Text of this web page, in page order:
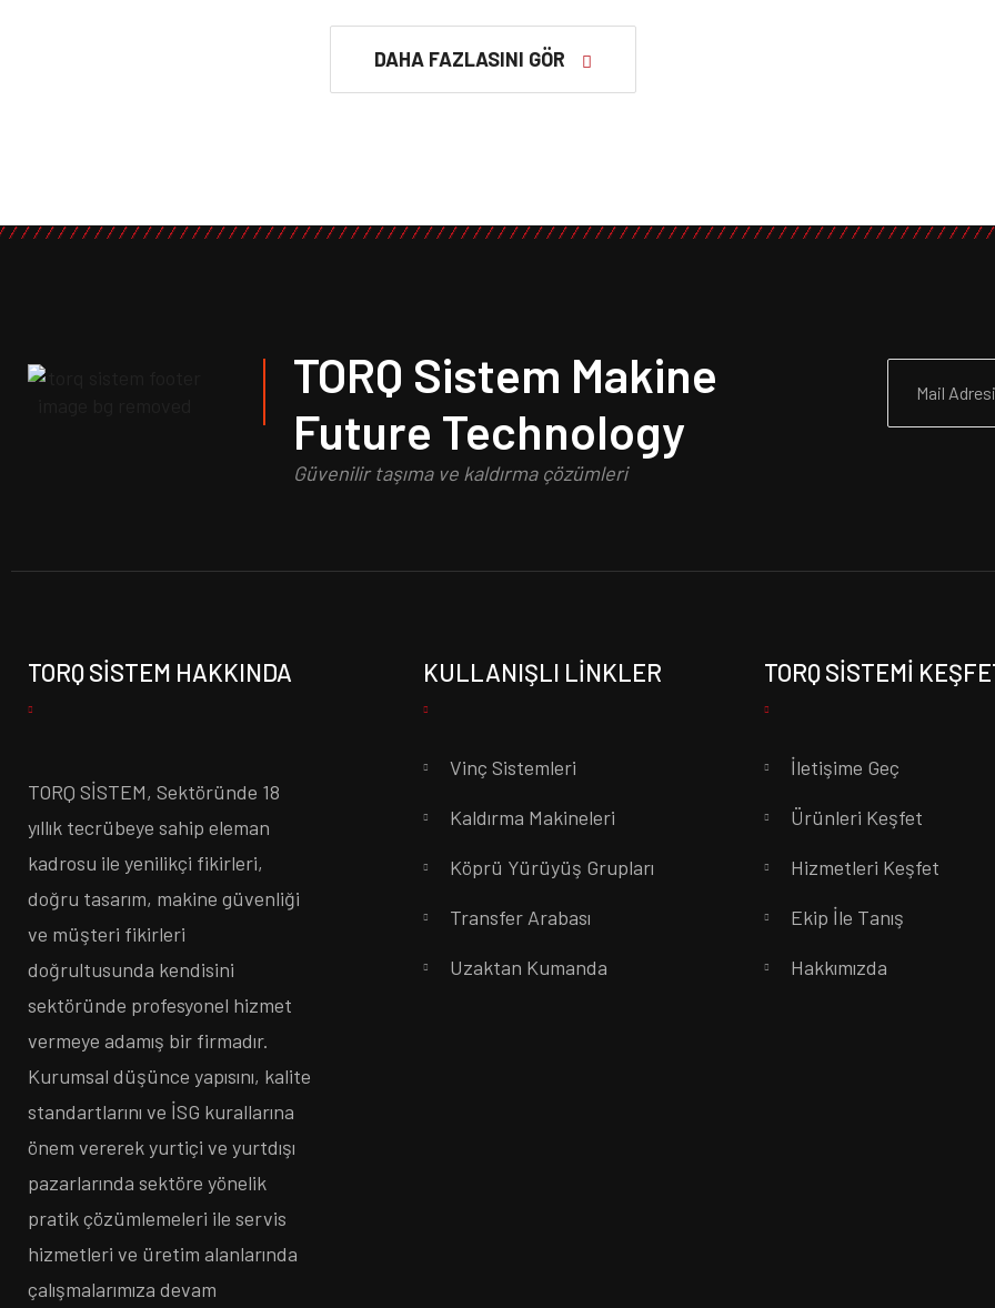
DAHA FAZLASINI GÖR
TORQ Sistem Makine
Future Technology
Güvenilir taşıma ve kaldırma çözümleri
TORQ SISTEM HAKKINDA
TORQ SİSTEM, Sektöründe 18
yıllık tecrübeye sahip eleman
kadrosu ile yenilikçi fikirleri,
doğru tasarım, makine güvenliği
ve müşteri fikirleri
doğrultusunda kendisini
sektöründe profesyonel hizmet
vermeye adamış bir firmadır.
Kurumsal düşünce yapısını, kalite
standartlarını ve İSG kurallarına
önem vererek yurtiçi ve yurtdışı
pazarlarında sektöre yönelik
pratik çözümlemeleri ile servis
hizmetleri ve üretim alanlarında
çalışmalarımıza devam
KULLANIŞLI LINKLER
Vinç Sistemleri
Kaldırma Makineleri
Köprü Yürüyüş Grupları
Transfer Arabası
Uzaktan Kumanda
TORQ SISTEMI
İletişime Geç
Ürünleri Keşfet
Hizmetleri Keşfet
Ekip İle Tanış
Hakkımızda